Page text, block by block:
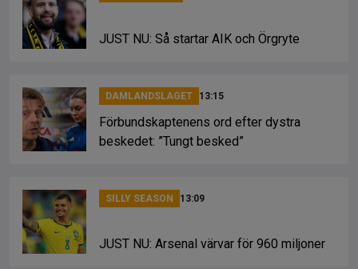
JUST NU: Så startar AIK och Örgryte
DAMLANDSLAGET 13:15
Förbundskaptenens ord efter dystra
beskedet: ”Tungt besked”
SILLY SEASON 13:09
JUST NU: Arsenal värvar för 960 miljoner